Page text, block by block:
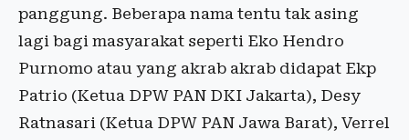
panggung. Beberapa nama tentu tak asing
lagi bagi masyarakat seperti Eko Hendro
Purnomo atau yang akrab akrab didapat Ekp
Patrio (Ketua DPW PAN DKI Jakarta), Desy
Ratnasari (Ketua DPW PAN Jawa Barat), Verrel